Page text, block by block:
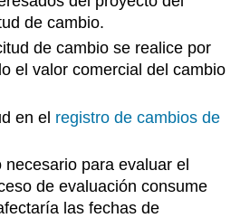
de cambio.
de cambio se realice por
el valor comercial del cambio
en el registro de cambios de
necesario para evaluar el
de evaluación consume
las fechas de